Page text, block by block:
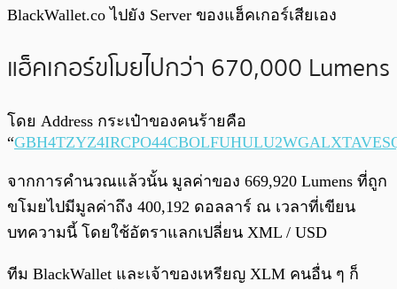
BlackWallet.co ไปยัง Server ของแฮ็คเกอร์เสียเอง
แฮ็คเกอร์ขโมยไปกว่า 670,000 Lumens
โดย Address กระเป๋าของคนร้ายคือ
“
จากการคำนวณแล้วนั้น มูลค่าของ 669,920 Lumens ที่ถูก
ขโมยไปมีมูลค่าถึง 400,192 ดอลลาร์ ณ เวลาที่เขียน
บทความนี้ โดยใช้อัตราแลกเปลี่ยน XML / USD
ทีม BlackWallet และเจ้าของเหรียญ XLM คนอื่น ๆ ก็